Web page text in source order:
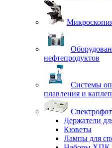
нефтепродуктов
Системы
плавления и
Держатели
Кюветы
Лампы для